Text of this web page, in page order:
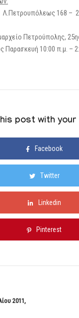
168 –
Πετρούπολης,
Παρασκευή 10:00 π.μ. –
post with
Facebook
Twitter
Linkedin
Pinterest
2011,